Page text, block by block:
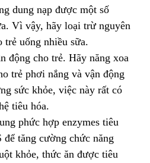
dung nạp được một số
Vì vậy, hãy loại trừ nguyên
uống nhiều sữa.
cho trẻ. Hãy năng xoa
trẻ phơi nắng và vận động
sức khỏe, việc này rất có
tiêu hóa.
phức hợp enzymes tiêu
tăng cường chức năng
khỏe, thức ăn được tiêu